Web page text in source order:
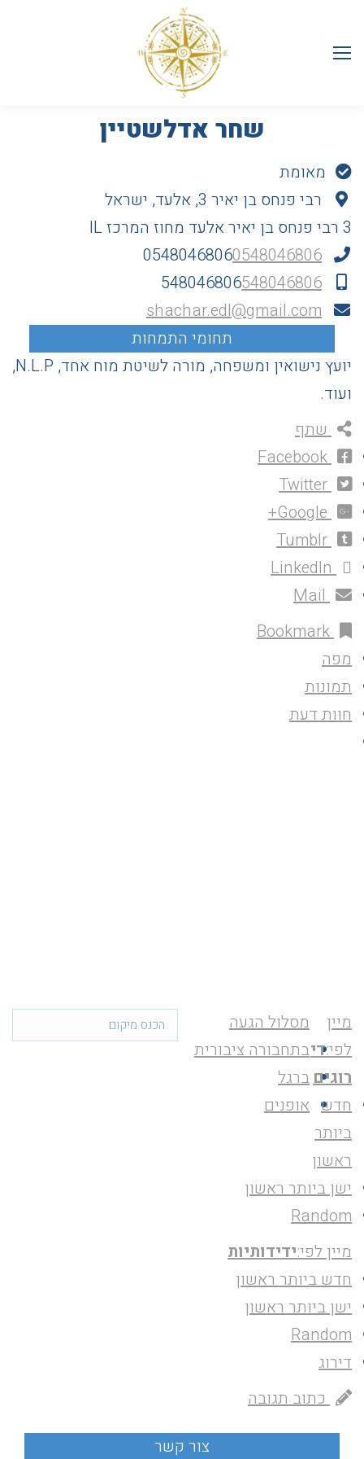
שחר אדלשטיין
מאומת
רבי פנחס בן יאיר 3, אלעד, ישראל
3 רבי פנחס בן יאיר
אלעד מחוז המרכז IL
05480468060548046806
548046806548046806
shachar.edl@gmail.com
יועץ נישואין ומשפחה, מורה לשיטת מוח אחד, N.L.P,
ועוד.
שתף
Facebook
Twitter
Google+
Tumblr
LinkedIn
Mail
Bookmark
מפה
תמונות
חוות דעת
מסלול הגעה
בתחבורה ציבורית
ברגל
אופנים
מיין
לפי:די
רוגים
חדש
ביותר
ראשון
ישן ביותר ראשון
Random
מיין לפי:ידידותיות
חדש ביותר ראשון
ישן ביותר ראשון
Random
דירוג
כתוב תגובה